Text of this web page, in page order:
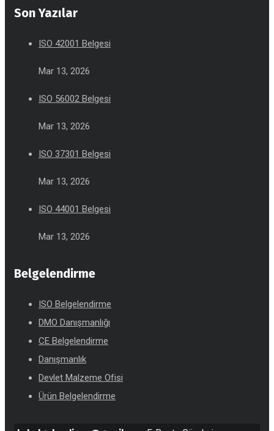
Son Yazılar
ISO 42001 Belgesi
Mar 13, 2026
ISO 56002 Belgesi
Mar 13, 2026
ISO 37301 Belgesi
Mar 13, 2026
ISO 44001 Belgesi
Mar 13, 2026
Belgelendirme
ISO Belgelendirme
DMO Danışmanlığı
CE Belgelendirme
Danışmanlık
Devlet Malzeme Ofisi
Ürün Belgelendirme